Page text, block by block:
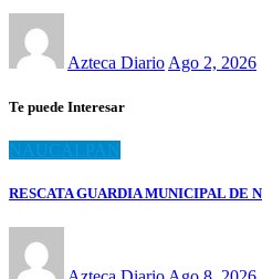
Azteca DiarioAgo 2, 2026
Te puede Interesar
RESCATA GUARDIA MUNICIPAL DE